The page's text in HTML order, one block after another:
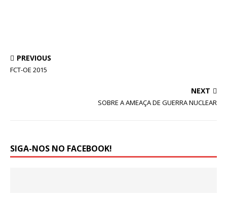
PREVIOUS
FCT-OE 2015
NEXT
SOBRE A AMEAÇA DE GUERRA NUCLEAR
SIGA-NOS NO FACEBOOK!